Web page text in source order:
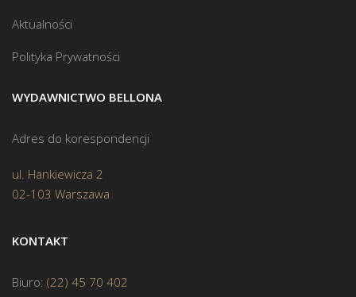
Aktualności
Polityka Prywatności
WYDAWNICTWO BELLONA
Adres do korespondencji
ul. Hankiewicza 2
02-103 Warszawa
KONTAKT
Biuro: (22) 45 70 402